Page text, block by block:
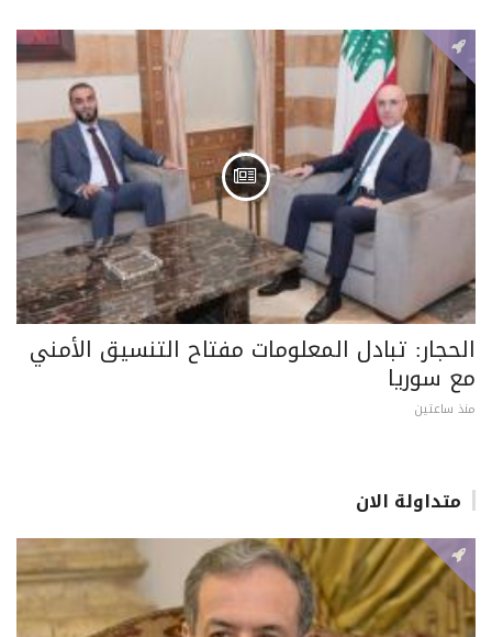
الحجار: تبادل المعلومات مفتاح التنسيق الأمني
مع سوريا
منذ ساعتين
متداولة الان